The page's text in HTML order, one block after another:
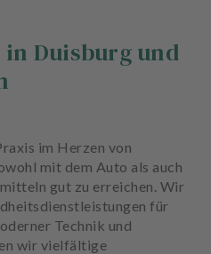
Duisburg und
im Herzen von
mit dem Auto als auch
gut zu erreichen. Wir
für
Technik und
wir vielfältige